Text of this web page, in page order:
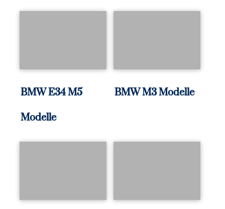
BMW E34 M5
Modelle
BMW M3 Modelle